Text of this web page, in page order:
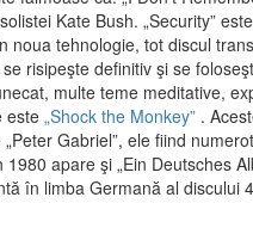
Kate Bush. „Security”
tehnologie, tot discul
risipeşte definitiv şi se
multe teme meditative,
este „Shock the Monkey” .
Gabriel”, ele fiind
apare şi „Ein Deutsches
în limba Germană al discului